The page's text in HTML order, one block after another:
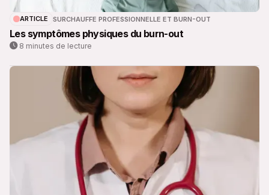
ARTICLE SURCHAUFFE PROFESSIONNELLE ET BURN-OUT
Les symptômes physiques du burn-out
8 minutes de lecture